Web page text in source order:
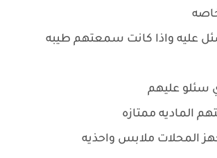
عليه واذا كانت سمعتهم طيبه
سئلو عليهم
الماديه ممتازه
المحلات ملابس واحذيه